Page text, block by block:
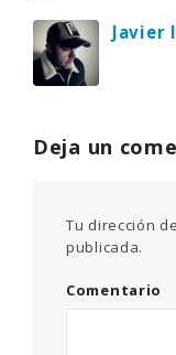
Javier
Deja un
Tu dirección
publicada.
Comentario